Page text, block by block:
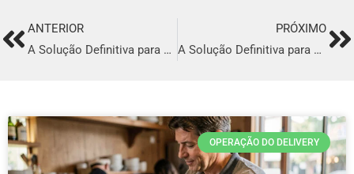
PrevANTERIOR
A Solução Definitiva para o Delivery de em Delmiro Gouveia
PRÓXIMO
A Solução Definitiva para o Delivery de em Itararé
OPERAÇÃO DO DELIVERY